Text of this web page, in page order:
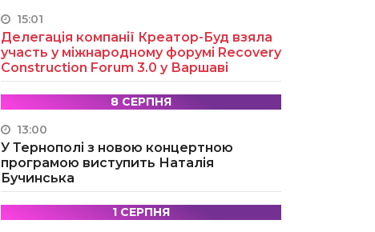
15:01
Делегація компанії Креатор-Буд взяла
участь у міжнародному форумі Recovery
Construction Forum 3.0 у Варшаві
8 СЕРПНЯ
13:00
У Тернополі з новою концертною
програмою виступить Наталія
Бучинська
1 СЕРПНЯ